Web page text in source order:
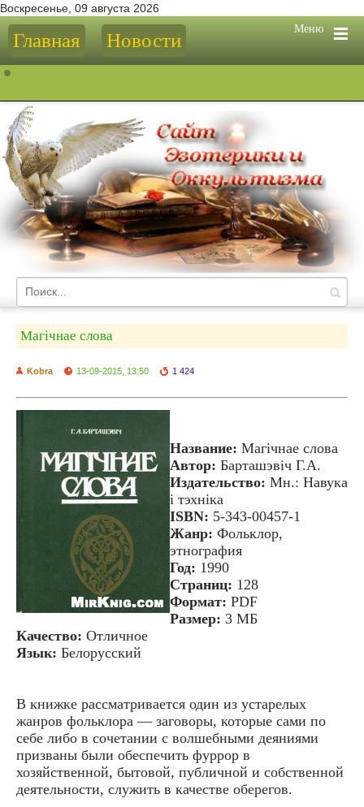
Воскресенье, 09 августа 2026
Меню
Главная Новости
Магічнае слова
Kobra 13-09-2015, 13:50 1 424
Название: Магічнае слова
Автор: Барташэвіч Г.А.
Издательство: Мн.: Навука
і тэхніка
ISBN: 5-343-00457-1
Жанр: Фольклор,
этнография
Год: 1990
Страниц: 128
Формат: PDF
Размер: 3 МБ
Качество: Отличное
Язык: Белорусский
В книжке рассматривается один из устарелых
жанров фольклора — заговоры, которые сами по
себе либо в сочетании с волшебными деяниями
призваны были обеспечить фуррор в
хозяйственной, бытовой, публичной и собственной
деятельности, служить в качестве оберегов.